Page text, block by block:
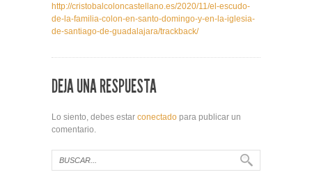
http://cristobalcoloncastellano.es/2020/11/el-escudo-
de-la-familia-colon-en-santo-domingo-y-en-la-iglesia-
de-santiago-de-guadalajara/trackback/
DEJA UNA RESPUESTA
Lo siento, debes estar conectado para publicar un
comentario.